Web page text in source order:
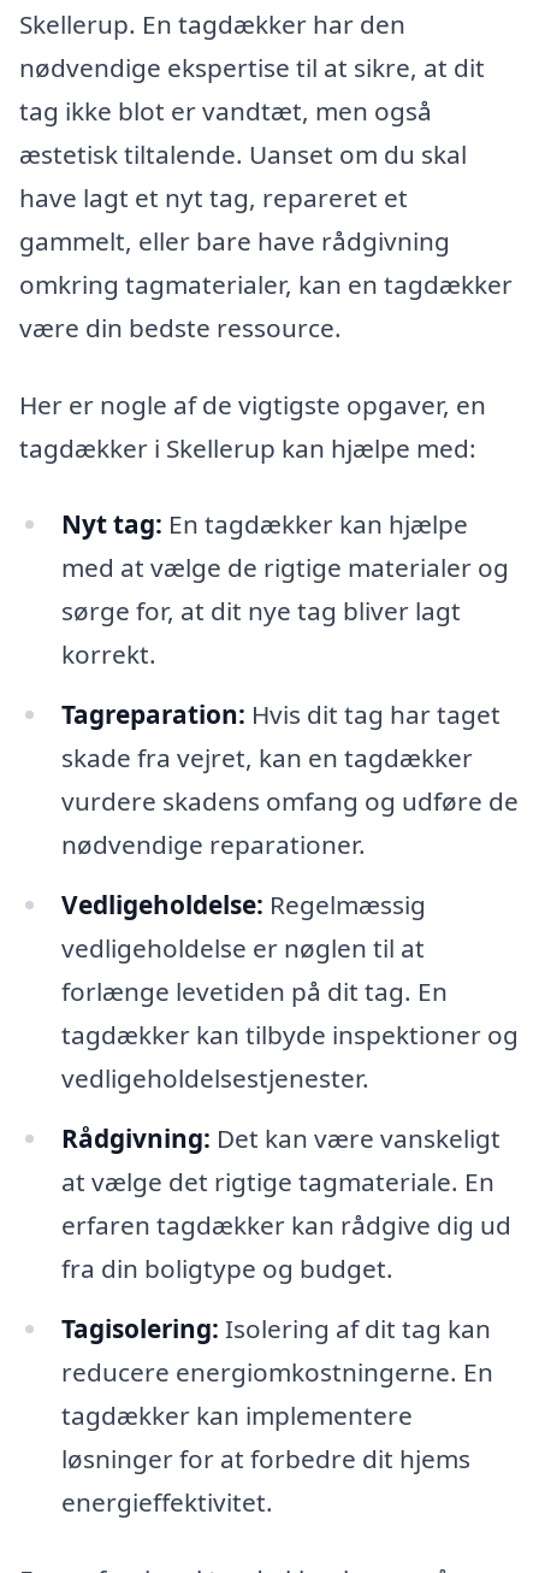
Skellerup. En tagdækker har den
nødvendige ekspertise til at sikre, at dit
tag ikke blot er vandtæt, men også
æstetisk tiltalende. Uanset om du skal
have lagt et nyt tag, repareret et
gammelt, eller bare have rådgivning
omkring tagmaterialer, kan en tagdækker
være din bedste ressource.
Her er nogle af de vigtigste opgaver, en
tagdækker i Skellerup kan hjælpe med:
Nyt tag: En tagdækker kan hjælpe
med at vælge de rigtige materialer og
sørge for, at dit nye tag bliver lagt
korrekt.
Tagreparation: Hvis dit tag har taget
skade fra vejret, kan en tagdækker
vurdere skadens omfang og udføre de
nødvendige reparationer.
Vedligeholdelse: Regelmæssig
vedligeholdelse er nøglen til at
forlænge levetiden på dit tag. En
tagdækker kan tilbyde inspektioner og
vedligeholdelsestjenester.
Rådgivning: Det kan være vanskeligt
at vælge det rigtige tagmateriale. En
erfaren tagdækker kan rådgive dig ud
fra din boligtype og budget.
Tagisolering: Isolering af dit tag kan
reducere energiomkostningerne. En
tagdækker kan implementere
løsninger for at forbedre dit hjems
energieffektivitet.